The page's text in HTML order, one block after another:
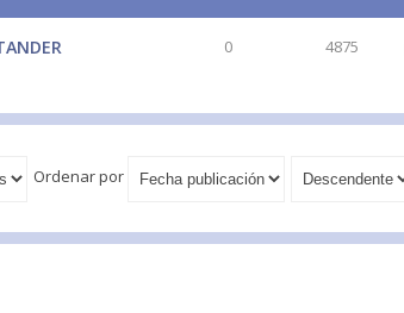
0 4875
Ordenar por